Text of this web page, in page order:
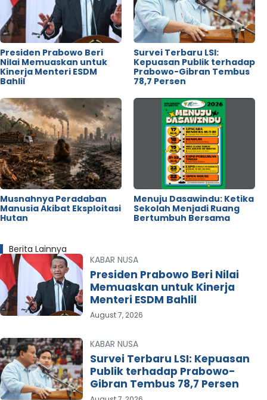
Presiden Prabowo Beri
Nilai Memuaskan untuk
Kinerja Menteri ESDM
Bahlil
Survei Terbaru LSI:
Kepuasan Publik terhadap
Prabowo-Gibran Tembus
78,7 Persen
Musnahnya Peradaban
Manusia Akibat Eksploitasi
Hutan
Menuju Dasawindu: Ketika
Sekolah Menjadi Ruang
Bertumbuh Bersama
Berita Lainnya
KABAR NUSA
Presiden Prabowo Beri Nilai
Memuaskan untuk Kinerja
Menteri ESDM Bahlil
August 7, 2026
KABAR NUSA
Survei Terbaru LSI: Kepuasan
Publik terhadap Prabowo-
Gibran Tembus 78,7 Persen